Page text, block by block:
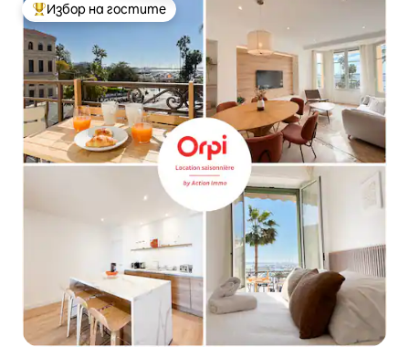
Най-популярен избор на гостите
Избор на гостите